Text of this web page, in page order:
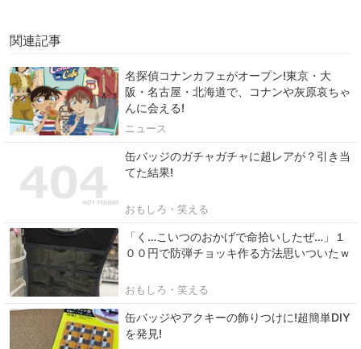
関連記事
名探偵コナンカフェがオープン!東京・大
阪・名古屋・北海道で、コナンや灰原哀ちゃ
んに会える!
ニュース
缶バッジのガチャガチャに超レアが？引き当
てた結果!
おもしろ・笑える
「く…こいつのおかげで命拾いしたぜ…」１
００円で防弾チョッキ作る方法思いついたｗ
おもしろ・笑える
缶バッジやアクキーの飾りつけに!超簡単DIY
を発見!